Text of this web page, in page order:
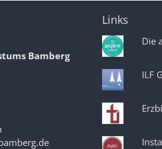
Bamberg
Links
Die
ILF